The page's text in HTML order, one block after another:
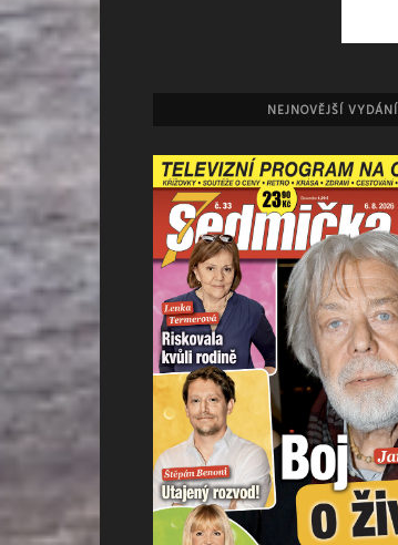
NEJNOVĚJŠÍ VYDÁNÍ